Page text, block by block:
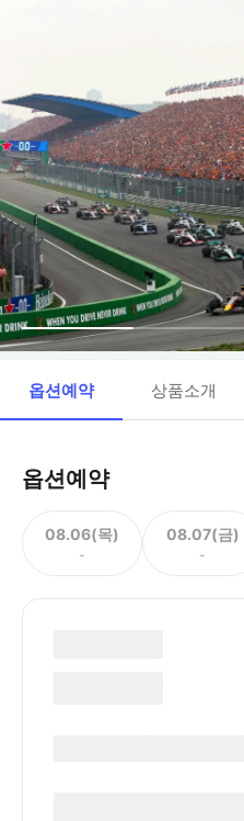
옵션예약 상품소개
옵션예약
08.06(목)
-
08.07(금)
-